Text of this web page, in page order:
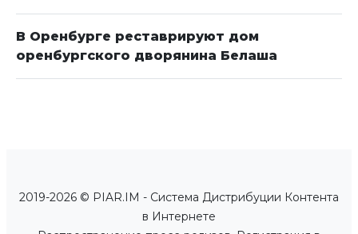
В Оренбурге реставрируют дом
оренбургского дворянина Белаша
2019-2026 © PIAR.IM - Система Дистрибуции Контента
в Интернете